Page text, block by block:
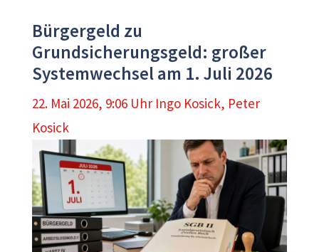
Bürgergeld zu
Grundsicherungsgeld: großer
Systemwechsel am 1. Juli 2026
22. Mai 2026, 9:06 Uhr Ingo Kosick, Peter
Kosick